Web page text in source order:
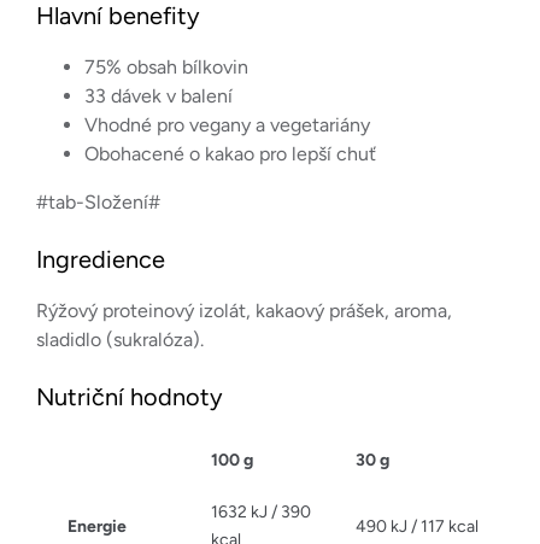
Hlavní benefity
75% obsah bílkovin
33 dávek v balení
Vhodné pro vegany a vegetariány
Obohacené o kakao pro lepší chuť
#tab-Složení#
Ingredience
Rýžový proteinový izolát, kakaový prášek, aroma,
sladidlo (sukralóza).
Nutriční hodnoty
100 g 30 g
Energie
1632 kJ / 390
kcal
490 kJ / 117 kcal